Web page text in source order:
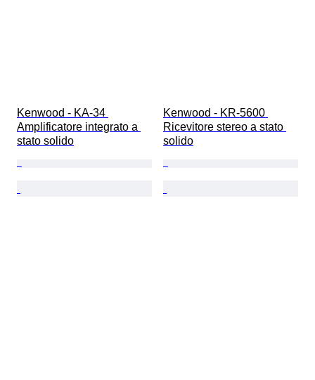
Kenwood - KA-34
Amplificatore integrato a
stato solido
Kenwood - KR-5600
Ricevitore stereo a stato
solido